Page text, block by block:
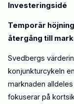
Investeringsidé
Temporär
återgång till
Svedbergs
konjunkturcykeln
marknaden
fokuserar på